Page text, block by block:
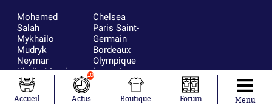
Mohamed
Salah
Mykhailo
Mudryk
Neymar
Khalis Merah
Loïs Openda
Moussa
Niakhaté
Chelsea
Paris Saint-
Germain
Bordeaux
Olympique
lyonnais
Real Madrid
RC Strasbourg
Accueil
10
Actus Boutique Forum Menu